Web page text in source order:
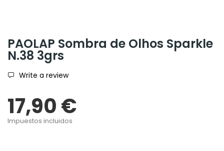
PAOLAP Sombra de Olhos Sparkle
N.38 3grs
Write a review
17,90 €
Impuestos incluidos